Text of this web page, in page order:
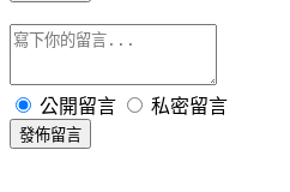
公開留言 私密留言
發佈留言